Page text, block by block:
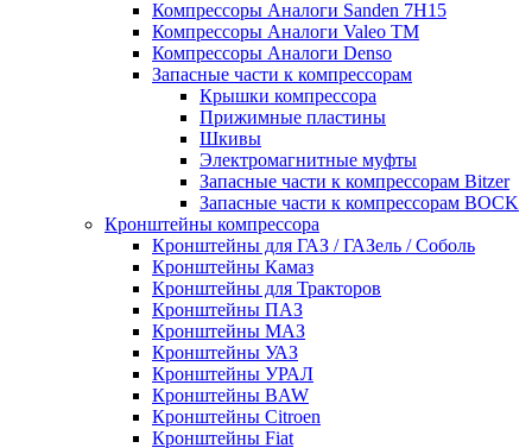
Компрессоры Аналоги Sanden 7H15
Компрессоры Аналоги Valeo ТМ
Компрессоры Аналоги Denso
Запасные части к компрессорам
Крышки компрессора
Прижимные пластины
Шкивы
Электромагнитные муфты
Запасные части к компрессорам Bitzer
Запасные части к компрессорам BOCK
Кронштейны компрессора
Кронштейны для ГАЗ / ГАЗель / Соболь
Кронштейны Камаз
Кронштейны для Тракторов
Кронштейны ПАЗ
Кронштейны МАЗ
Кронштейны УАЗ
Кронштейны УРАЛ
Кронштейны BAW
Кронштейны Citroen
Кронштейны Fiat